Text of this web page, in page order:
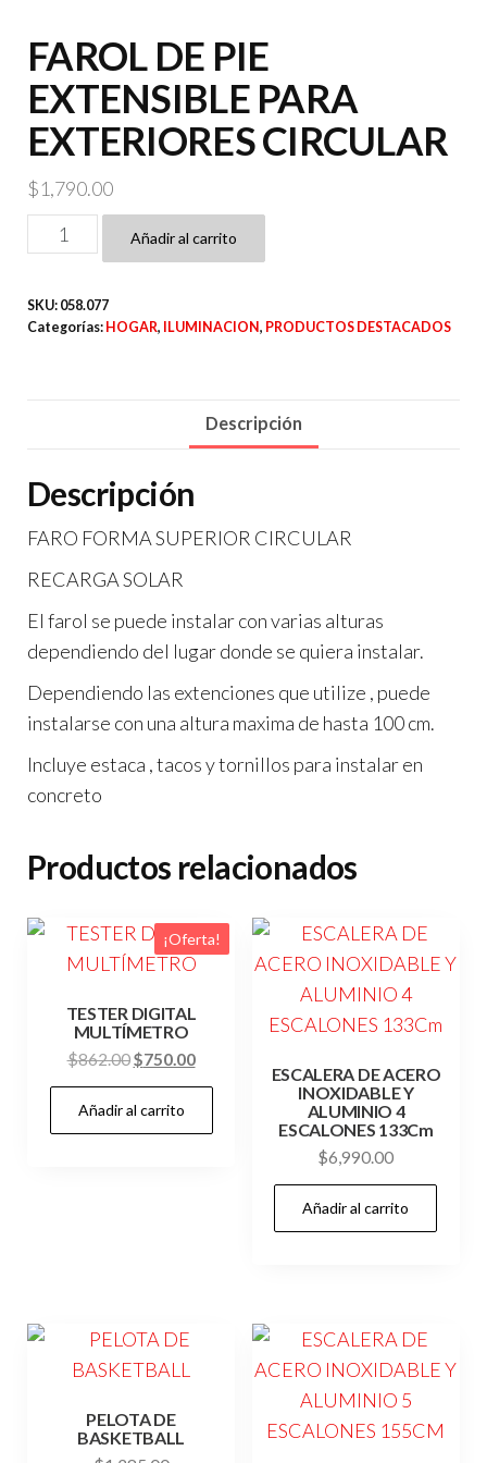
FAROL DE PIE
EXTENSIBLE PARA
EXTERIORES CIRCULAR
$1,790.00
FAROL
DE
EXTENSIBLE
Añadir al carrito
SKU: 058.077
Categorías: HOGAR, ILUMINACION, PRODUCTOS DESTACADOS
Descripción
Descripción
FARO FORMA SUPERIOR CIRCULAR
RECARGA SOLAR
El farol se puede instalar con varias alturas
dependiendo del lugar donde se quiera instalar.
Dependiendo las extenciones que utilize , puede
instalarse con una altura maxima de hasta 100 cm.
Incluye estaca , tacos y tornillos para instalar en
concreto
Productos relacionados
¡Oferta!
TESTER DIGITAL
MULTÍMETRO
$862.00El
precio
original
era:
$750.00El
precio
es:
Añadir al carrito
ESCALERA DE ACERO
INOXIDABLE Y
ALUMINIO 4
ESCALONES 133Cm
$6,990.00
Añadir al carrito
PELOTA DE
BASKETBALL